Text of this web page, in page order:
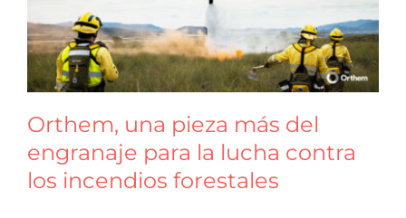
Oficina virtual
Orthem, una pieza más del
engranaje para la lucha contra
los incendios forestales